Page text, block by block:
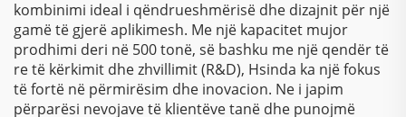
kombinimi ideal i qëndrueshmërisë dhe dizajnit për një
gamë të gjerë aplikimesh. Me një kapacitet mujor
prodhimi deri në 500 tonë, së bashku me një qendër të
re të kërkimit dhe zhvillimit (R&D), Hsinda ka një fokus
të fortë në përmirësim dhe inovacion. Ne i japim
përparësi nevojave të klientëve tanë dhe punojmë